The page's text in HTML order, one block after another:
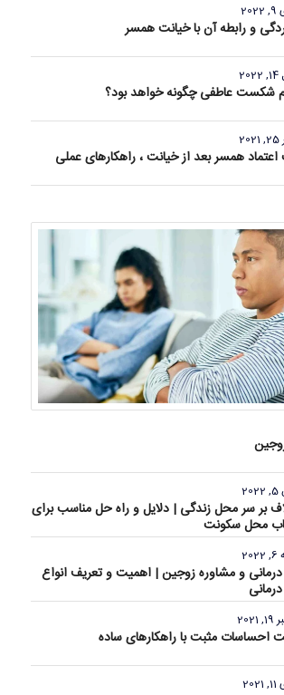
و رابطه آن با خیانت همسر
شکست عاطفی چگونه خواهد بود؟
همسر بعد از خیانت ، راهکارهای عملی
بر سر محل زندگی | دلایل و راه حل مناسب برای
محل سکونت
و مشاوره زوجین | اهمیت و تعریف انواع
احساسات مثبت با راهکارهای ساده